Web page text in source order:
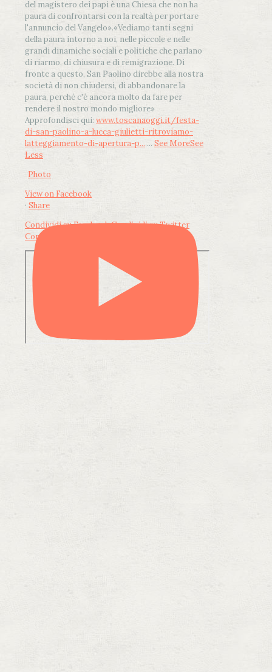
del magistero dei papi è una Chiesa che non ha
paura di confrontarsi con la realtà per portare
l'annuncio del Vangelo».«Vediamo tanti segni
della paura intorno a noi, nelle piccole e nelle
grandi dinamiche sociali e politiche che parlano
di riarmo, di chiusura e di remigrazione. Di
fronte a questo, San Paolino direbbe alla nostra
società di non chiudersi, di abbandonare la
paura, perché c'è ancora molto da fare per
rendere il nostro mondo migliore»
Approfondisci qui: www.toscanaoggi.it/festa-
di-san-paolino-a-lucca-giulietti-ritroviamo-
latteggiamento-di-apertura-p... ... See MoreSee
Less
Photo
View on Facebook
· Share
Condividi su FacebookCondividi su Twitter
Condividi su LinkedIn